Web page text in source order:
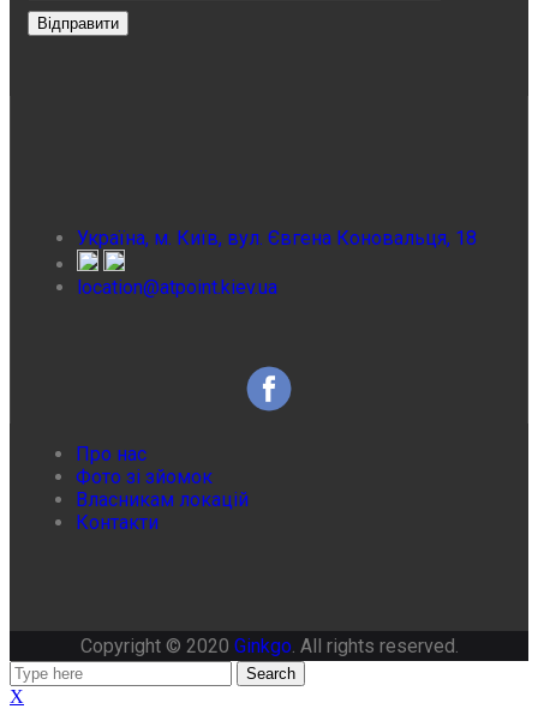
Україна, м. Київ, вул. Євгена Коновальця, 18
location@atpoint.kiev.ua
Про нас
Фото зі зйомок
Власникам локацій
Контакти
Copyright © 2020 Ginkgo. All rights reserved.
Search
X